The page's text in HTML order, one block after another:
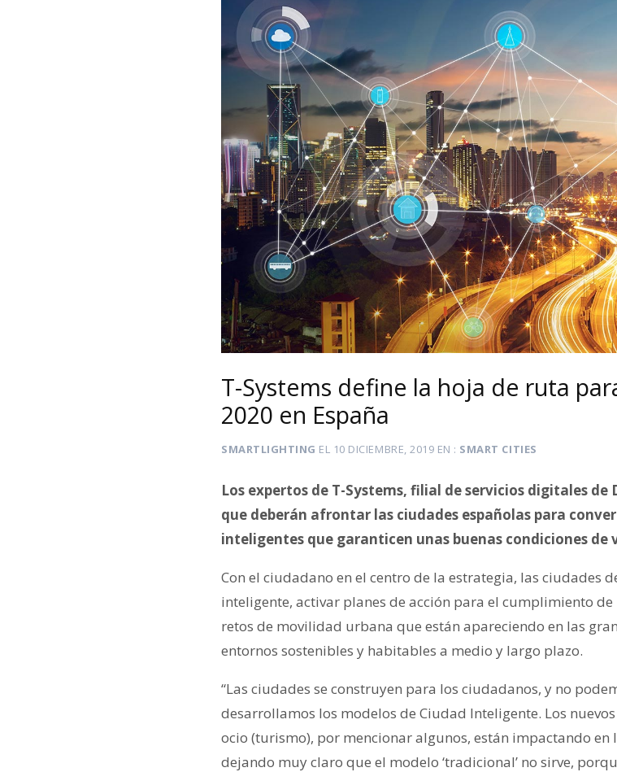
T-Systems define la hoja de ruta
2020 en España
SMARTLIGHTING EL 10 DICIEMBRE, 2019 EN SMART CITIES
Los expertos de T-Systems, filial de servicios digitales
que deberán afrontar las ciudades españolas para
inteligentes que garanticen unas buenas condiciones de
Con el ciudadano en el centro de la estrategia, las ciudades
inteligente, activar planes de acción para el cumplimiento
retos de movilidad urbana que están apareciendo en las
entornos sostenibles y habitables a medio y largo plazo.
“Las ciudades se construyen para los ciudadanos, y no
desarrollamos los modelos de Ciudad Inteligente. Los
ocio (turismo), por mencionar algunos, están impactando en
dejando muy claro que el modelo ‘tradicional’ no sirve,